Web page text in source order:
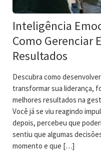
Inteligência
Como Gerenciar
Resultados
Descubra como
transformar sua liderança,
melhores resultados na
Você já se viu reagindo
depois, percebeu que
sentiu que algumas
momento e que […]